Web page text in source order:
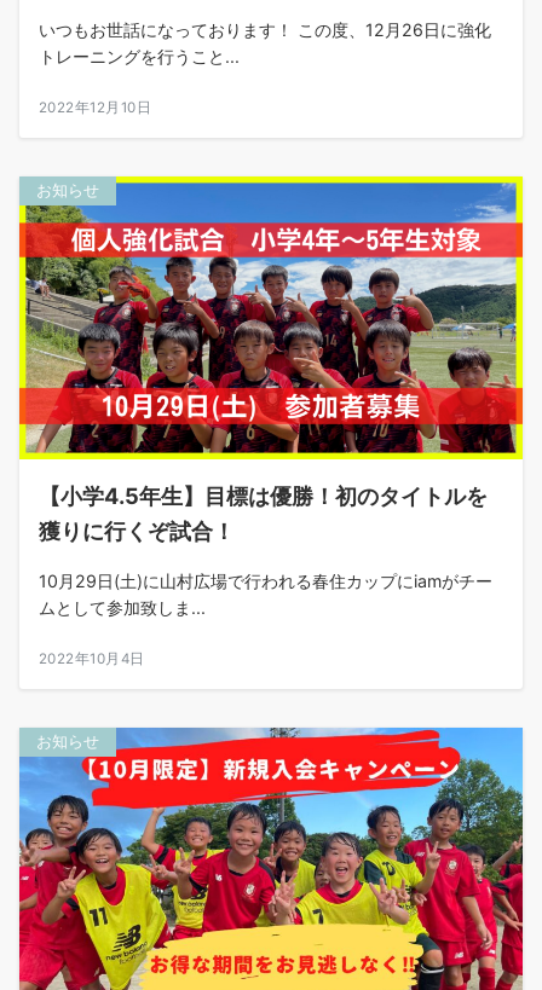
いつもお世話になっております！ この度、12月26日に強化
トレーニングを行うこと...
2022年12月10日
お知らせ
【小学4.5年生】目標は優勝！初のタイトルを
獲りに行くぞ試合！
10月29日(土)に山村広場で行われる春住カップにiamがチー
ムとして参加致しま...
2022年10月4日
お知らせ